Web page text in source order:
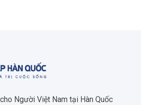
Người Việt Nam tại Hàn Quốc